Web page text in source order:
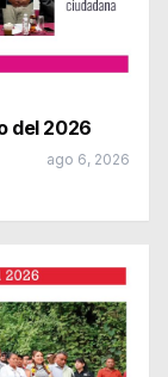
del 2026
ago 6, 2026